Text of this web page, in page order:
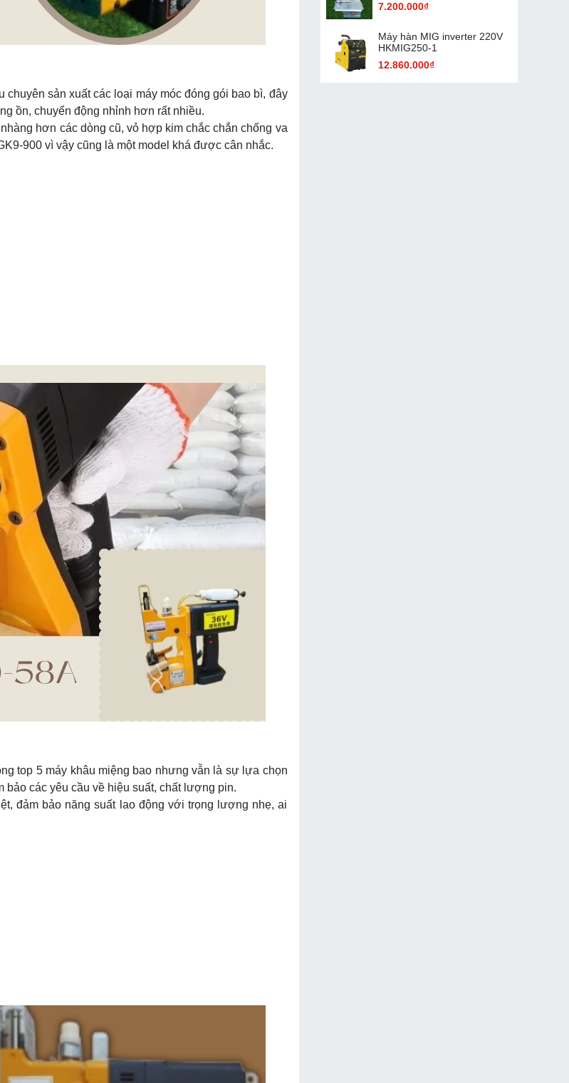
sản xuất các loại máy móc đóng gói bao bì, đây
ồn, chuyển động nhỉnh hơn rất nhiều.
hơn các dòng cũ, vỏ hợp kim chắc chắn chống va
900 vì vậy cũng là một model khá được cân nhắc.
top 5 máy khâu miệng bao nhưng vẫn là sự lựa chọn
các yêu cầu về hiệu suất, chất lượng pin.
đảm bảo năng suất lao động với trọng lượng nhẹ, ai
7.200.000₫
Máy hàn MIG inverter 220V
HKMIG250-1
12.860.000₫